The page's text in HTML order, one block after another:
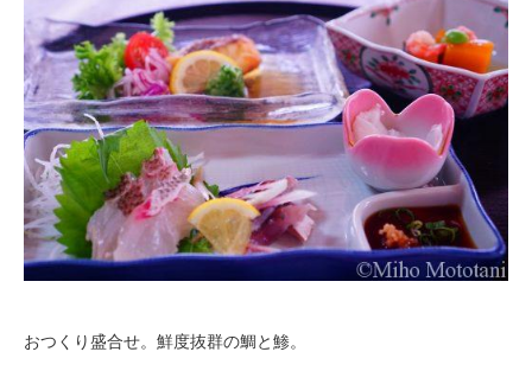
おつくり盛合せ。鮮度抜群の鯛と鯵。